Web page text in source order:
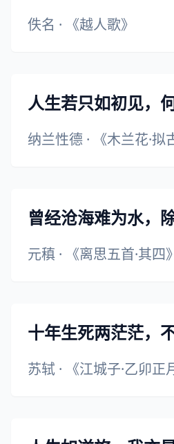
佚名 · 《越人歌》
人生若只如初见，
纳兰性德 · 《木兰花·拟
曾经沧海难为水，
元稹 · 《离思五首·其四》
十年生死两茫茫，
苏轼 · 《江城子·乙卯正